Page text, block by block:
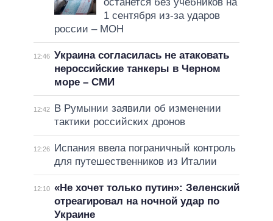
1 сентября из-за ударов
россии – МОН
12:46 Украина согласилась не атаковать
нероссийские танкеры в Черном
море – СМИ
12:42
В Румынии заявили об изменении
тактики российских дронов
12:26
Испания ввела пограничный контроль
для путешественников из Италии
12:10 «Не хочет только путин»: Зеленский
отреагировал на ночной удар по
Украине